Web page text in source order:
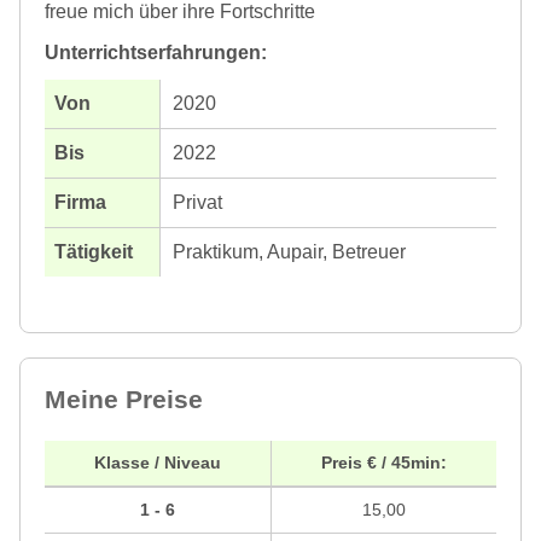
freue mich über ihre Fortschritte
Unterrichtserfahrungen:
2020
2022
Privat
Praktikum, Aupair, Betreuer
Meine Preise
Klasse / Niveau
1 - 6
Preis € / 45min:
15,00